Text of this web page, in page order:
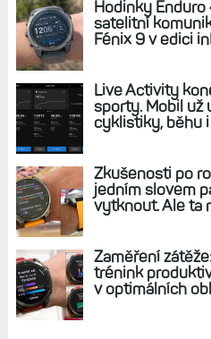
AKTUÁLNĚ NA BLOGU
Hledám největší
skutečným a
satelitní
Fénix 9 v edici